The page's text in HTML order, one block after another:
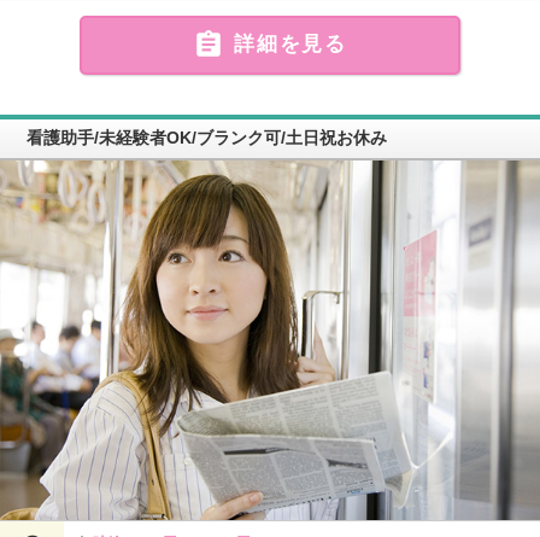
 詳細を見る
看護助手/未経験者OK/ブランク可/土日祝お休み